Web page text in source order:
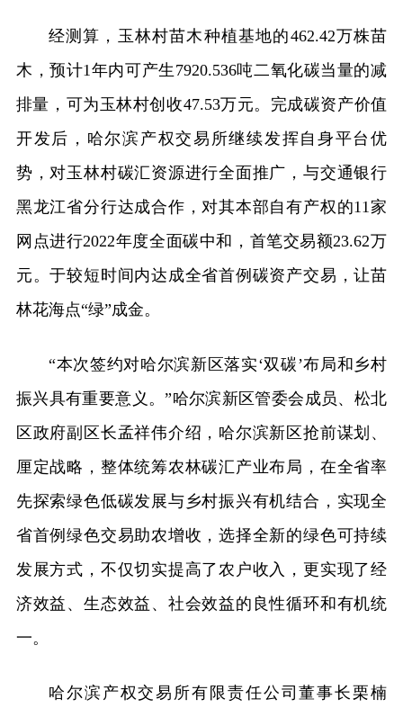
经测算，玉林村苗木种植基地的462.42万株苗
木，预计1年内可产生7920.536吨二氧化碳当量的减
排量，可为玉林村创收47.53万元。完成碳资产价值
开发后，哈尔滨产权交易所继续发挥自身平台优
势，对玉林村碳汇资源进行全面推广，与交通银行
黑龙江省分行达成合作，对其本部自有产权的11家
网点进行2022年度全面碳中和，首笔交易额23.62万
元。于较短时间内达成全省首例碳资产交易，让苗
林花海点“绿”成金。
“本次签约对哈尔滨新区落实‘双碳’布局和乡村
振兴具有重要意义。”哈尔滨新区管委会成员、松北
区政府副区长孟祥伟介绍，哈尔滨新区抢前谋划、
厘定战略，整体统筹农林碳汇产业布局，在全省率
先探索绿色低碳发展与乡村振兴有机结合，实现全
省首例绿色交易助农增收，选择全新的绿色可持续
发展方式，不仅切实提高了农户收入，更实现了经
济效益、生态效益、社会效益的良性循环和有机统
一。
哈尔滨产权交易所有限责任公司董事长栗楠